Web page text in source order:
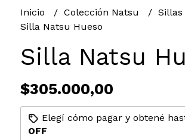
Inicio Colección Natsu
Sillas
Silla Natsu Hueso
Silla Natsu
$305.000,00
Elegí cómo pagar y obtené
OFF